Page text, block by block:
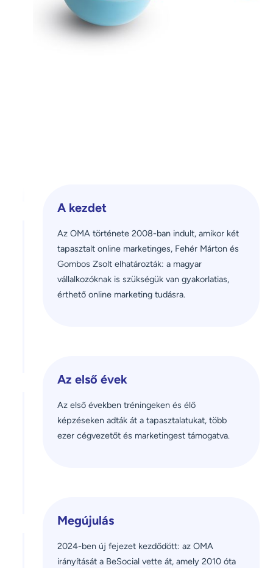
A kezdet
Az OMA története 2008-ban indult, amikor két
tapasztalt online marketinges, Fehér Márton és
Gombos Zsolt elhatározták: a magyar
vállalkozóknak is szükségük van gyakorlatias,
érthető online marketing tudásra.
Az első évek
Az első években tréningeken és élő
képzéseken adták át a tapasztalatukat, több
ezer cégvezetőt és marketingest támogatva.
Megújulás
2024-ben új fejezet kezdődött: az OMA
irányítását a BeSocial vette át, amely 2010 óta